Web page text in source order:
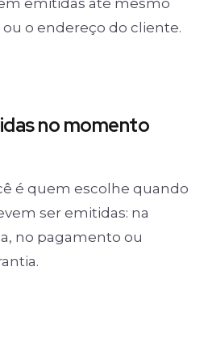
emitidas até mesmo
o endereço do cliente.
no momento
é quem escolhe quando
ser emitidas: na
no pagamento ou